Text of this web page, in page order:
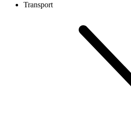
Transport